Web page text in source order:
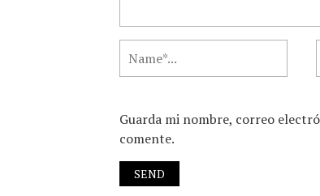
Guarda mi nombre, correo
comente.